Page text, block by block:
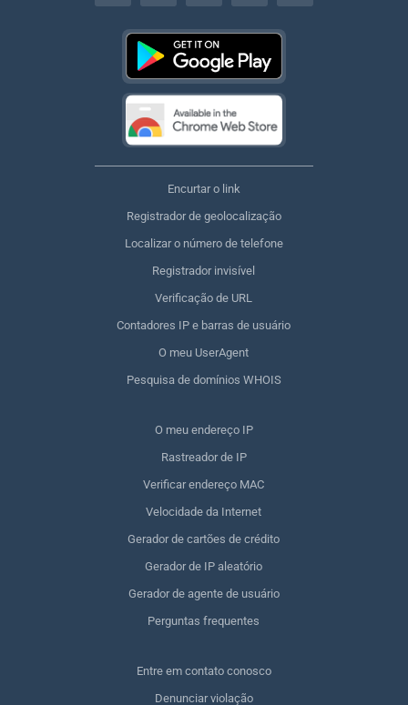
Encurtar o link
Registrador de geolocalização
Localizar o número de telefone
Registrador invisível
Verificação de URL
Contadores IP e barras de usuário
O meu UserAgent
Pesquisa de domínios WHOIS
O meu endereço IP
Rastreador de IP
Verificar endereço MAC
Velocidade da Internet
Gerador de cartões de crédito
Gerador de IP aleatório
Gerador de agente de usuário
Perguntas frequentes
Entre em contato conosco
Denunciar violação